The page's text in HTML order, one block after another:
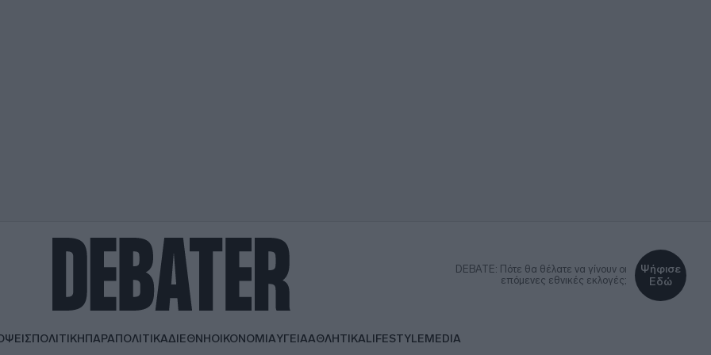
DEBATE: Πότε θα θέλατε να γίνουν οι
επόμενες εθνικές εκλογές;
Ψήφισε
Εδώ
ΠΟΛΙΤΙΚΗΠΑΡΑΠΟΛΙΤΙΚΑΔΙΕΘΝΗΟΙΚΟΝΟΜΙΑΥΓΕΙΑΑΘΛΗΤΙΚΑLIFESTYLEMEDIA